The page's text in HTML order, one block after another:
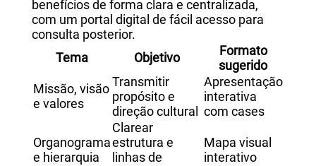
benefícios de forma clara e centralizada,
com um portal digital de fácil acesso para
consulta posterior.
Tema
Objetivo
Formato
sugerido
Missão, visão
e valores
Transmitir
propósito e
direção cultural
Apresentação
interativa
com cases
Organograma
e hierarquia
Clarear
estrutura e
linhas de
Mapa visual
interativo